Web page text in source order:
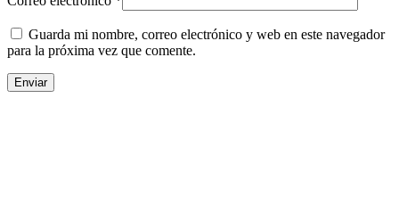
Guarda mi nombre, correo electrónico y web en este navegador
para la próxima vez que comente.